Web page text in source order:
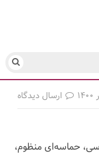
ارسال دیدگاه
حماسه‌ای منظوم،